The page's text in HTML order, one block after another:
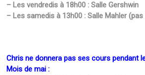
– Les vendredis à 18h00 : Salle Gershwin
– Les samedis à 13h00 : Salle Mahler
Chris ne donnera pas ses cours pendant
Mois de mai :